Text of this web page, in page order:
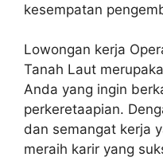
kesempatan
Lowongan kerja
Tanah Laut
Anda yang ingin
perkeretaapian.
dan semangat kerja
meraih karir yang